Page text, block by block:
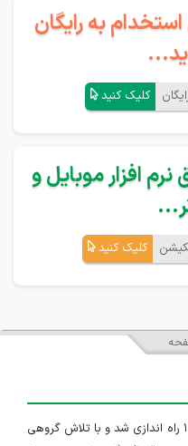
به رایگان
کلیک کنید
افزار موبایل و
کلیک کنید
سایت ایران استخدام در تاریخ ۱۳۹۱/۱/۱۰ راه اندازی شد و با تلاش گروهی